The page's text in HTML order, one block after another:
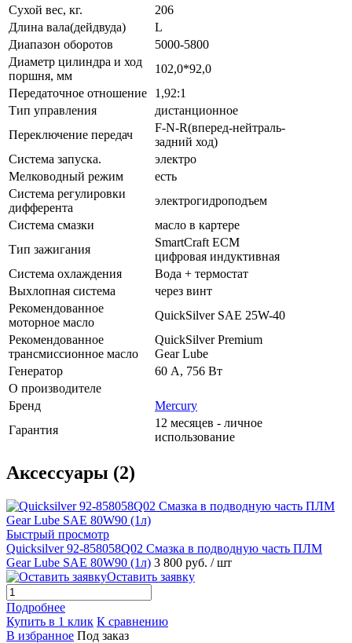
Сухой вес, кг.
206
Длина вала(дейдвуда)
L
Диапазон оборотов
5000-5800
Диаметр цилиндра и ход
поршня, мм
102,0*92,0
Передаточное отношение
1,92:1
Тип управления
дистанционное
Переключение передач
F-N-R(вперед-нейтраль-
задний ход)
Система запуска.
электро
Мелководный режим
есть
Система регулировки
дифферента
электрогидроподъем
Система смазки
масло в картере
Тип зажигания
SmartCraft ECM
цифровая индуктивная
Система охлаждения
Вода + термостат
Выхлопная система
через винт
Рекомендованное
моторное масло
QuickSilver SAE 25W-40
Рекомендованное
трансмиссионное масло
QuickSilver Premium
Gear Lube
Генератор
60 А, 756 Вт
О производителе
Бренд
Mercury
Гарантия
12 месяцев - личное
использование
Аксессуары (2)
Быстрый просмотр
Quicksilver 92-858058Q02 Смазка в подводную часть ПЛМ
Gear Lube SAE 80W90 (1л) 3 800 руб. / шт
Оставить заявку
Подробнее
Купить в 1 клик К сравнению
В избранное Под заказ